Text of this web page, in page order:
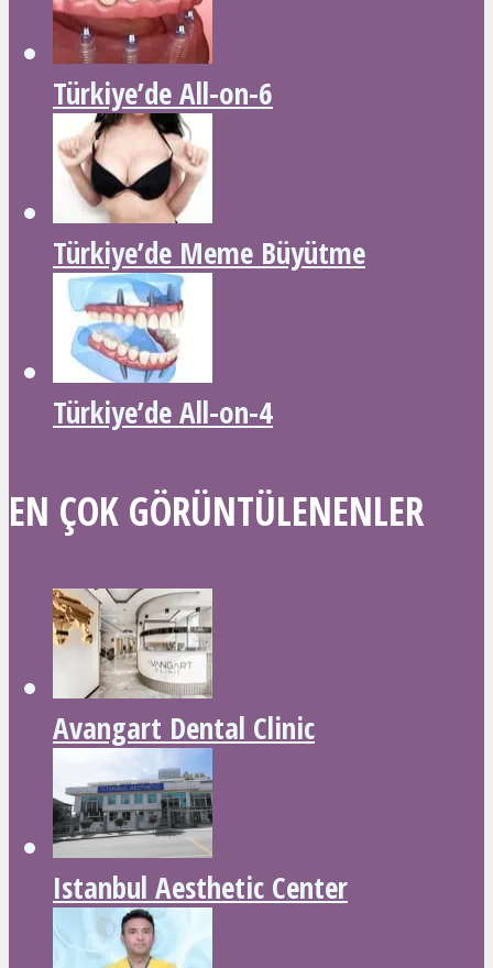
Türkiye’de All-on-6
Türkiye’de Meme Büyütme
Türkiye’de All-on-4
EN ÇOK GÖRÜNTÜLENENLER
Avangart Dental Clinic
Istanbul Aesthetic Center